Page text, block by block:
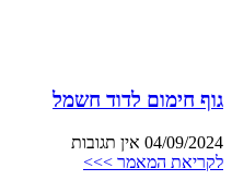
גוף חימום לדוד חשמל
04/09/2024 אין תגובות
לקריאת המאמר >>>